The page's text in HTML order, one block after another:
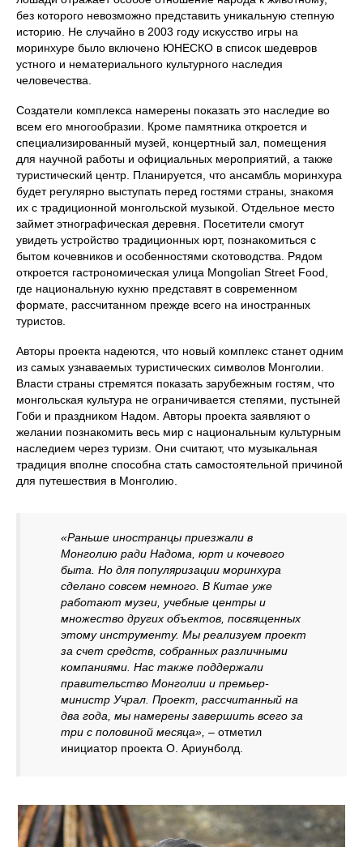
без которого невозможно представить уникальную степную
историю. Не случайно в 2003 году искусство игры на
моринхуре было включено ЮНЕСКО в список шедевров
устного и нематериального культурного наследия
человечества.
Создатели комплекса намерены показать это наследие во
всем его многообразии. Кроме памятника откроется и
специализированный музей, концертный зал, помещения
для научной работы и официальных мероприятий, а также
туристический центр. Планируется, что ансамбль моринхура
будет регулярно выступать перед гостями страны, знакомя
их с традиционной монгольской музыкой. Отдельное место
займет этнографическая деревня. Посетители смогут
увидеть устройство традиционных юрт, познакомиться с
бытом кочевников и особенностями скотоводства. Рядом
откроется гастрономическая улица Mongolian Street Food,
где национальную кухню представят в современном
формате, рассчитанном прежде всего на иностранных
туристов.
Авторы проекта надеются, что новый комплекс станет одним
из самых узнаваемых туристических символов Монголии.
Власти страны стремятся показать зарубежным гостям, что
монгольская культура не ограничивается степями, пустыней
Гоби и праздником Надом. Авторы проекта заявляют о
желании познакомить весь мир с национальным культурным
наследием через туризм. Они считают, что музыкальная
традиция вполне способна стать самостоятельной причиной
для путешествия в Монголию.
«Раньше иностранцы приезжали в
Монголию ради Надома, юрт и кочевого
быта. Но для популяризации моринхура
сделано совсем немного. В Китае уже
работают музеи, учебные центры и
множество других объектов, посвященных
этому инструменту. Мы реализуем проект
за счет средств, собранных различными
компаниями. Нас также поддержали
правительство Монголии и премьер-
министр Учрал. Проект, рассчитанный на
два года, мы намерены завершить всего за
три с половиной месяца», – отметил
инициатор проекта О. Ариунболд.